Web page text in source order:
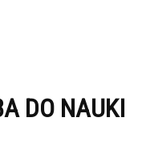
DO NAUKI